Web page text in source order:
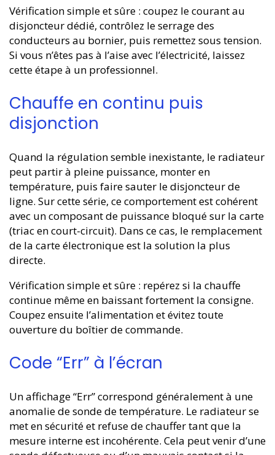
Vérification simple et sûre : coupez le courant au
disjoncteur dédié, contrôlez le serrage des
conducteurs au bornier, puis remettez sous tension.
Si vous n’êtes pas à l’aise avec l’électricité, laissez
cette étape à un professionnel.
Chauffe en continu puis
disjonction
Quand la régulation semble inexistante, le radiateur
peut partir à pleine puissance, monter en
température, puis faire sauter le disjoncteur de
ligne. Sur cette série, ce comportement est cohérent
avec un composant de puissance bloqué sur la carte
(triac en court-circuit). Dans ce cas, le remplacement
de la carte électronique est la solution la plus
directe.
Vérification simple et sûre : repérez si la chauffe
continue même en baissant fortement la consigne.
Coupez ensuite l’alimentation et évitez toute
ouverture du boîtier de commande.
Code “Err” à l’écran
Un affichage “Err” correspond généralement à une
anomalie de sonde de température. Le radiateur se
met en sécurité et refuse de chauffer tant que la
mesure interne est incohérente. Cela peut venir d’une